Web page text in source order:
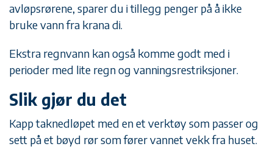
avløpsrørene, sparer du i tillegg penger på å ikke
bruke vann fra krana di.
Ekstra regnvann kan også komme godt med i
perioder med lite regn og vanningsrestriksjoner.
Slik gjør du det
Kapp taknedløpet med en et verktøy som passer og
sett på et bøyd rør som fører vannet vekk fra huset.